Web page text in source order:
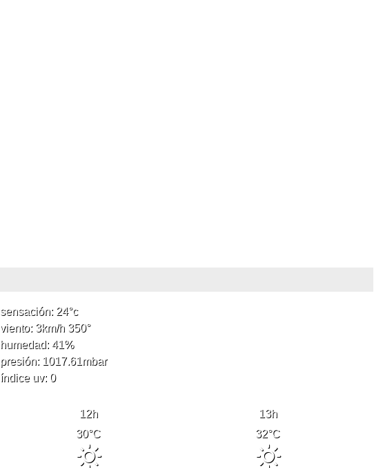
sensación: 24°c
viento: 3km/h350°
humedad: 41%
presión: 1017.61mbar
índice uv: 0
12h 13h
30°C 32°C